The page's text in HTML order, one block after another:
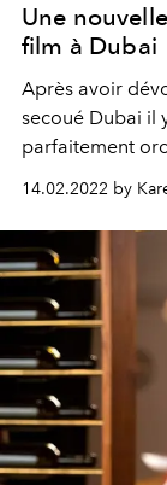
Une
film à Dubai
Après avoir
secoué Dubai il
parfaitement
sociaux,
14.02.2022 by